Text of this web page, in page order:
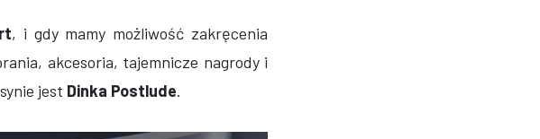
, i gdy mamy możliwość zakręcenia
akcesoria, tajemnicze nagrody i
jest Dinka Postlude.